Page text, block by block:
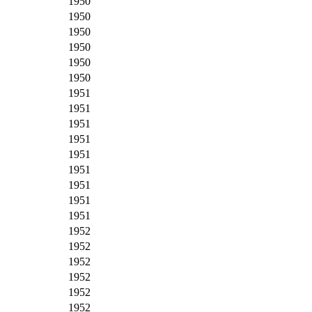
1950
1950
1950
1950
1950
1951
1951
1951
1951
1951
1951
1951
1951
1951
1952
1952
1952
1952
1952
1952